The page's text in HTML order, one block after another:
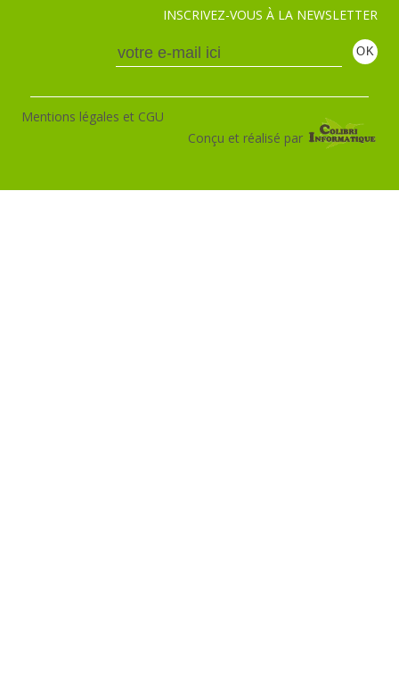
INSCRIVEZ-VOUS À LA NEWSLETTER
Mentions légales et CGU
Conçu et réalisé par